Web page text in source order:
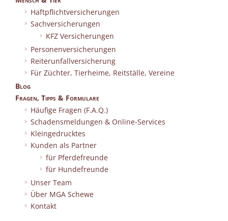
Haftpflichtversicherungen
Sachversicherungen
KFZ Versicherungen
Personenversicherungen
Reiterunfallversicherung
Für Züchter, Tierheime, Reitställe, Vereine
Blog
Fragen, Tipps & Formulare
Häufige Fragen (F.A.Q.)
Schadensmeldungen & Online-Services
Kleingedrucktes
Kunden als Partner
für Pferdefreunde
für Hundefreunde
Unser Team
Über MGA Schewe
Kontakt